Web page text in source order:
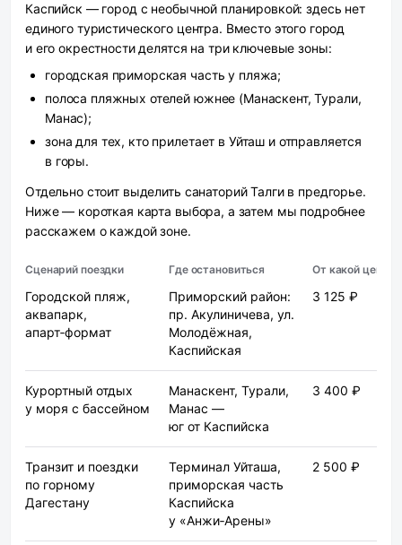
Каспийск — город с необычной планировкой: здесь нет
единого туристического центра. Вместо этого город
и его окрестности делятся на три ключевые зоны:
городская приморская часть у пляжа;
полоса пляжных отелей южнее (Манаскент, Турали,
Манас);
зона для тех, кто прилетает в Уйташ и отправляется
в горы.
Отдельно стоит выделить санаторий Талги в предгорье.
Ниже — короткая карта выбора, а затем мы подробнее
расскажем о каждой зоне.
Сценарий поездки Где остановиться От какой цены
Городской пляж,
аквапарк,
апарт‑формат
Приморский район:
пр. Акулиничева, ул.
Молодёжная,
Каспийская
3 125 ₽
Курортный отдых
у моря с бассейном
Манаскент, Турали,
Манас —
юг от Каспийска
3 400 ₽
Транзит и поездки
по горному
Дагестану
Терминал Уйташа,
приморская часть
Каспийска
у «Анжи‑Арены»
2 500 ₽